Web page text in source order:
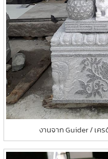
งานจาก Guider / เค